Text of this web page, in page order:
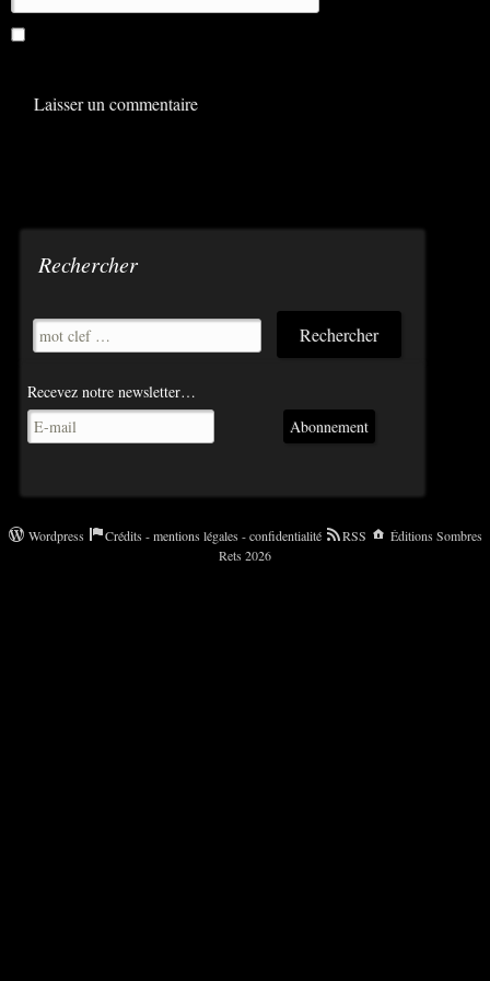
Rechercher
Recevez notre newsletter…
Abonnement
Wordpress Crédits - mentions légales - confidentialité RSS
Éditions Sombres
Rets 2026